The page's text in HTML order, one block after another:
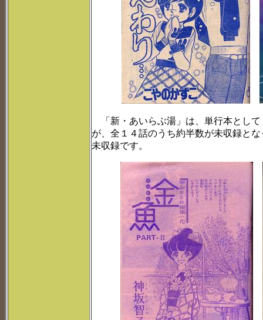
「新・あいらぶ湯」は、単行本とし
が、全１４話のうち約半数が未収録と
未収録です。